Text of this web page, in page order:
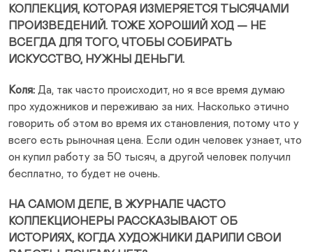
КОЛЛЕКЦИЯ, КОТОРАЯ ИЗМЕРЯЕТСЯ ТЫСЯЧАМИ
ПРОИЗВЕДЕНИЙ. ТОЖЕ ХОРОШИЙ ХОД — НЕ
ВСЕГДА ДЛЯ ТОГО, ЧТОБЫ СОБИРАТЬ
ИСКУССТВО, НУЖНЫ ДЕНЬГИ.
Коля: Да, так часто происходит, но я все время думаю
про художников и переживаю за них. Насколько этично
говорить об этом во время их становления, потому что у
всего есть рыночная цена. Если один человек узнает, что
он купил работу за 50 тысяч, а другой человек получил
бесплатно, то будет не очень.
НА САМОМ ДЕЛЕ, В ЖУРНАЛЕ ЧАСТО
КОЛЛЕКЦИОНЕРЫ РАССКАЗЫВАЮТ ОБ
ИСТОРИЯХ, КОГДА ХУДОЖНИКИ ДАРИЛИ СВОИ